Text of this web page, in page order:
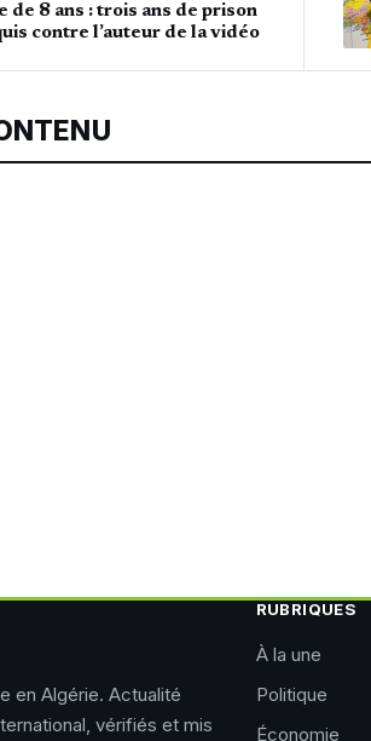
de 8 ans : trois ans de prison
contre l’auteur de la vidéo
en Algérie. Actualité
vérifiés et mis
RUBRIQUES
À la une
Politique
Économie